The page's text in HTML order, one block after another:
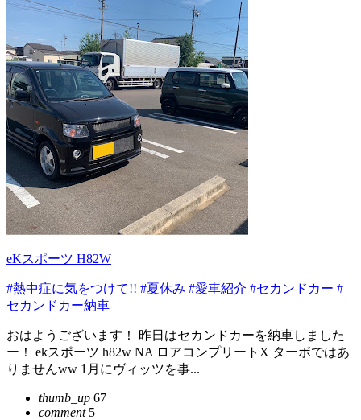
eKスポーツ H82W
#熱中症に気をつけて!! #夏休み #愛車紹介 #セカンドカー #
セカンドカー納車
おはようございます！ 昨日はセカンドカーを納車しました
ー！ ekスポーツ h82w NA ロアコンプリートX ターボではあ
りませんww 1月にヴィッツを事...
thumb_up 67
comment5